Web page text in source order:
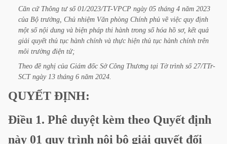
Căn cứ Thông tư số 01/2023/TT-VPCP ngày 05 tháng 4 năm 2023
của Bộ trưởng, Chủ nhiệm Văn phòng Chính phủ về việc quy định
một số nội dung và biện pháp thi hành trong số hóa hồ sơ, kết quả
giải quyết thủ tục hành chính và thực hiện thủ tục hành chính trên
môi trường điện tử;
Theo đề nghị của Giám đốc Sở Công Thương tại Tờ trình số 27/TTr-
SCT ngày 13 tháng 6 năm 2024.
QUYẾT ĐỊNH:
Điều 1. Phê duyệt kèm theo Quyết định
này 01 quy trình nội bộ giải quyết đối